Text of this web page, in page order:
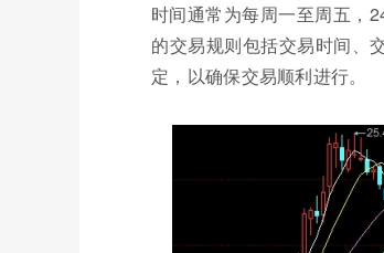
时间通常为每周一至周五，
的交易规则包括交易时间、
定，以确保交易顺利进行。